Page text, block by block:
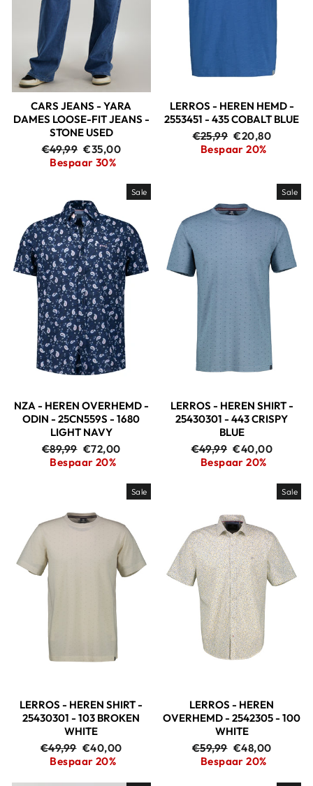
CARS JEANS - YARA
DAMES LOOSE-FIT JEANS -
STONE USED
Adviesprijs
€49,99 Aanbiedingsprijs
€35,00
Bespaar 30%
LERROS - HEREN HEMD -
2553451 - 435 COBALT BLUE
Adviesprijs
€25,99 €20,80
Bespaar 20%
Sale
NZA - HEREN OVERHEMD -
ODIN - 25CN559S - 1680
LIGHT NAVY
Adviesprijs
€89,99 Aanbiedingsprijs
€72,00
Bespaar 20%
Sale
LERROS - HEREN SHIRT -
25430301 - 443 CRISPY
BLUE
Adviesprijs
€49,99 €40,00
Bespaar 20%
Sale
LERROS - HEREN SHIRT -
25430301 - 103 BROKEN
WHITE
Adviesprijs
€49,99 Aanbiedingsprijs
€40,00
Bespaar 20%
Sale
LERROS - HEREN
OVERHEMD - 2542305 - 100
WHITE
Adviesprijs
€59,99 €48,00
Bespaar 20%